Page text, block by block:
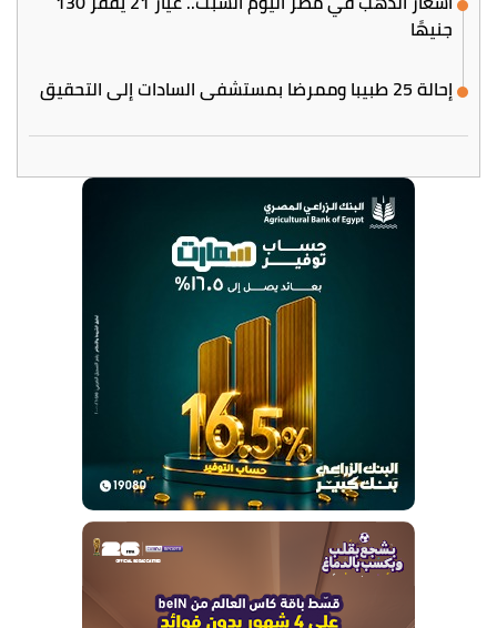
جنيهًا
إحالة 25 طبيبا وممرضا بمستشفى السادات إلى التحقيق